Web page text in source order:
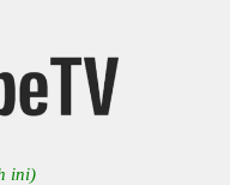
ini)